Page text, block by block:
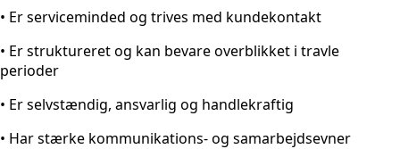
• Er serviceminded og trives med kundekontakt
• Er struktureret og kan bevare overblikket i travle
perioder
• Er selvstændig, ansvarlig og handlekraftig
• Har stærke kommunikations- og samarbejdsevner